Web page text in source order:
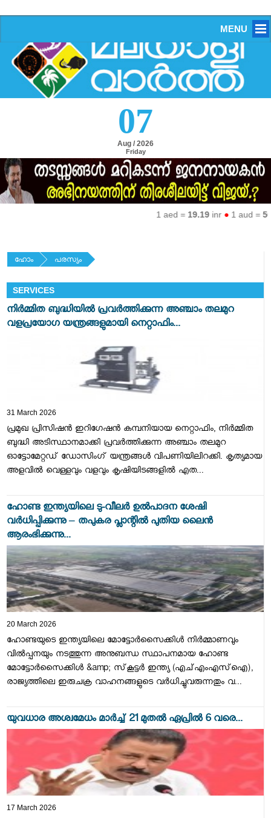
MENU
07
Aug / 2026
Friday
1 aed =19.19inr ●1 aud =50.27
ഹോം പരസ്യം
SERVICES
നിർമ്മിത ബുദ്ധിയിൽ പ്രവർത്തിക്കുന്ന അഞ്ചാം തലമുറ
വളപ്രയോഗ യന്ത്രങ്ങളുമായി നെറ്റാഫിം...
31 March 2026
പ്രമുഖ പ്രിസിഷൻ ഇറിഗേഷൻ കമ്പനിയായ നെറ്റാഫിം, നിർമ്മിത
ബുദ്ധി അടിസ്ഥാനമാക്കി പ്രവർത്തിക്കുന്ന അഞ്ചാം തലമുറ
ഓട്ടോമേറ്റഡ് ഡോസിംഗ് യന്ത്രങ്ങൾ വിപണിയിലിറക്കി. കൃത്യമായ
അളവിൽ വെള്ളവും വളവും കൃഷിയിടങ്ങളിൽ എത...
ഹോണ്ട ഇന്ത്യയിലെ ടു-വീലർ ഉൽപാദന ശേഷി
വർധിപ്പിക്കുന്നു – തപുകര പ്ലാന്റിൽ പുതിയ ലൈൻ
ആരംഭിക്കുന്നു...
20 March 2026
ഹോണ്ടയുടെ ഇന്ത്യയിലെ മോട്ടോർസൈക്കിൾ നിർമ്മാണവും
വിൽപ്പനയും നടത്തുന്ന അനുബന്ധ സ്ഥാപനമായ ഹോണ്ട
മോട്ടോർസൈക്കിൾ &amp; സ്‌കൂട്ടർ ഇന്ത്യ (എച്എംഎസ്‌ഐ),
രാജ്യത്തിലെ ഇരുചക്ര വാഹനങ്ങളുടെ വർധിച്ചുവരുന്നതും വ...
യുവധാര അശ്വമേധം മാർച്ച് 21 മുതൽ ഏപ്രിൽ 6 വരെ...
17 March 2026